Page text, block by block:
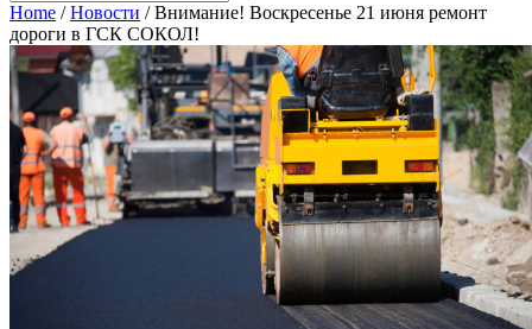
Home / Новости / Внимание! Воскресенье 21 июня ремонт
дороги в ГСК СОКОЛ!